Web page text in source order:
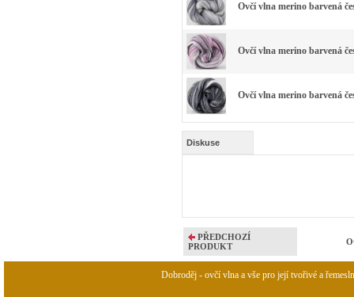
Ovčí vlna merino barvená
Ovčí vlna merino barvená
Ovčí vlna merino barvená
Diskuse
PŘEDCHOZÍ
PRODUKT
Dobroděj - ovčí vlna a vše pro její tvořivé a